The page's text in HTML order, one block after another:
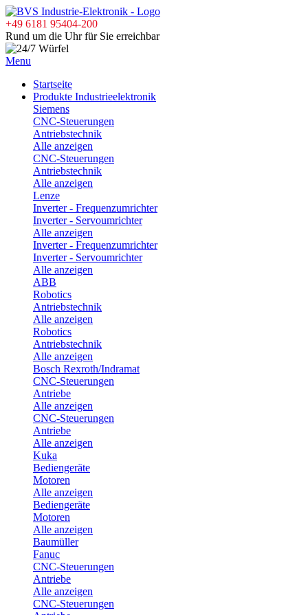
+49 6181 95404-200
Rund um die Uhr für Sie erreichbar
Menu
Startseite
Produkte Industrieelektronik
Siemens
CNC-Steuerungen
Antriebstechnik
Alle anzeigen
CNC-Steuerungen
Antriebstechnik
Alle anzeigen
Lenze
Inverter - Frequenzumrichter
Inverter - Servoumrichter
Alle anzeigen
Inverter - Frequenzumrichter
Inverter - Servoumrichter
Alle anzeigen
ABB
Robotics
Antriebstechnik
Alle anzeigen
Robotics
Antriebstechnik
Alle anzeigen
Bosch Rexroth/Indramat
CNC-Steuerungen
Antriebe
Alle anzeigen
CNC-Steuerungen
Antriebe
Alle anzeigen
Kuka
Bediengeräte
Motoren
Alle anzeigen
Bediengeräte
Motoren
Alle anzeigen
Baumüller
Fanuc
CNC-Steuerungen
Antriebe
Alle anzeigen
CNC-Steuerungen